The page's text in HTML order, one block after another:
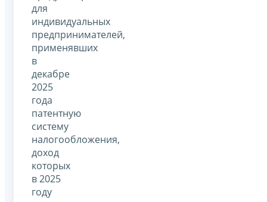
для
индивидуальных
предпринимателей,
применявших
в
декабре
2025
года
патентную
систему
налогообложения,
доход
которых
в 2025
году